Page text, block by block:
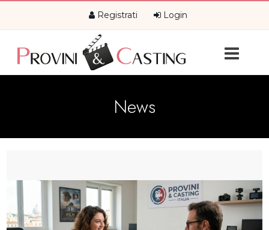
Registrati Login
News